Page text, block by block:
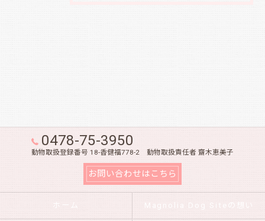
0478-75-3950
動物取扱登録番号 18-香健福778-2 動物取扱責任者 齋木恵美子
お問い合わせはこちら
ホーム Magnolia Dog Siteの想い